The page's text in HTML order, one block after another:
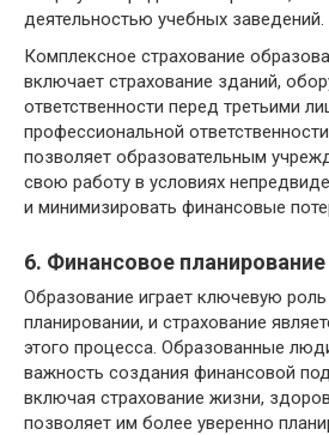
деятельностью учебных заведений.
Комплексное страхование
включает страхование зданий,
ответственности перед третьими
профессиональной
позволяет образовательным
свою работу в условиях
и минимизировать финансовые
6. Финансовое
Образование играет ключевую
планировании, и страхование
этого процесса. Образованные
важность создания финансовой
включая страхование жизни,
позволяет им более уверенно